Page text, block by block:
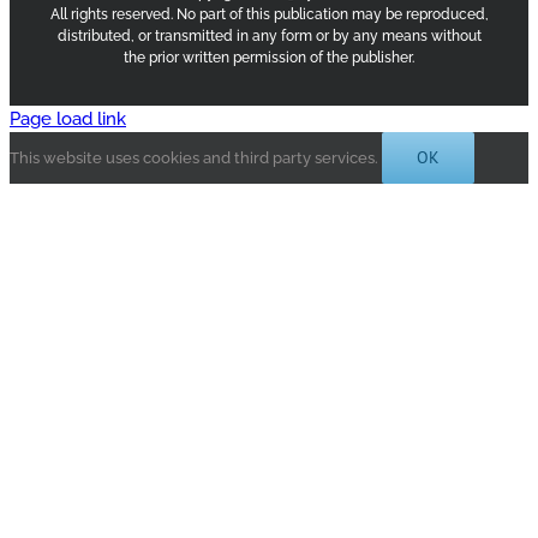
All rights reserved. No part of this publication may be reproduced,
distributed, or transmitted in any form or by any means without
the prior written permission of the publisher.
Page load link
This website uses cookies and third party services. OK